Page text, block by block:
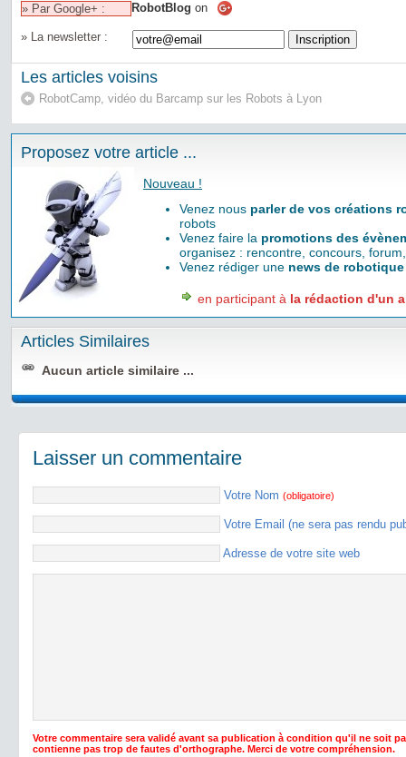
» Par Google+ : RobotBlog on
» La newsletter :
Les articles voisins
RobotCamp, vidéo du Barcamp sur les Robots à Lyon
Proposez votre article ...
Nouveau !
Venez nous parler de vos créations
robots
Venez faire la promotions des
organisez : rencontre, concours,
Venez rédiger une news de robotique
en participant à la rédaction d'un
Articles Similaires
Aucun article similaire ...
Laisser un commentaire
Votre Nom (obligatoire)
Votre Email (ne sera pas rendu
Adresse de votre site web
Votre commentaire sera validé avant sa publication à condition qu'il ne soit
contienne pas trop de fautes d'orthographe. Merci de votre compréhension.